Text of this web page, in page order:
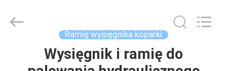
Ramię wysięgnika koparki
Wysięgnik i ramię do